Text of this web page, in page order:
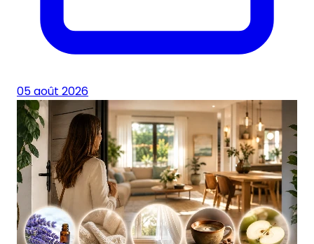
05 août 2026